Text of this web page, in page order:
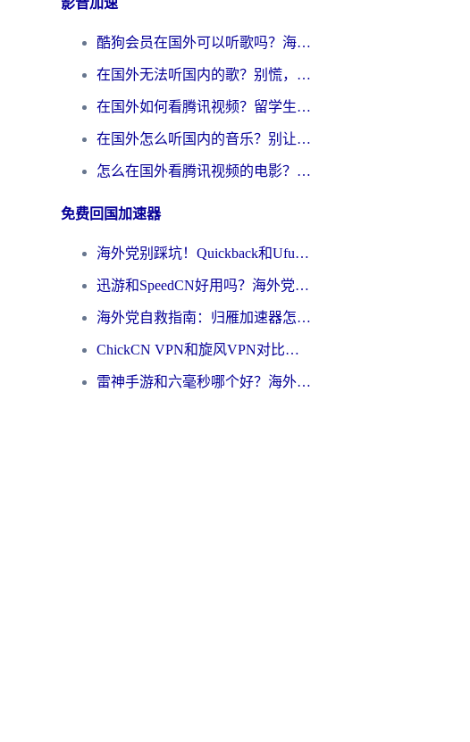
影音加速
酷狗会员在国外可以听歌吗？海外党亲测有效：3步解决音乐权限难题
在国外无法听国内的歌？别慌，这样操作就能畅听QQ音乐（附亲测加速器推荐）
在国外如何看腾讯视频？留学生亲测有效的回国加速方案
在国外怎么听国内的音乐？别让版权限制断了你的华语歌单
怎么在国外看腾讯视频的电影？海外党亲测有效的回国加速指南
免费回国加速器
海外党别踩坑！Quickback和UfunR好用吗？选对回国加速器才能无缝刷国内资源
迅游和SpeedCN好用吗？海外党如何破解那道看不见的墙
海外党自救指南：归雁加速器怎么样？教你避开坑实现国内资源无缝访问
ChickCN VPN和旋风VPN对比哪个回国效果更好？海外用户的选择困境与出路
雷神手游和六毫秒哪个好？海外党如何真正解锁国内资源